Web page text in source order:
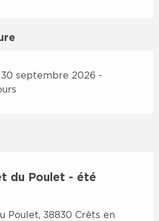
30 septembre 2026 -
du Poulet - été
Poulet, 38830 Crêts en